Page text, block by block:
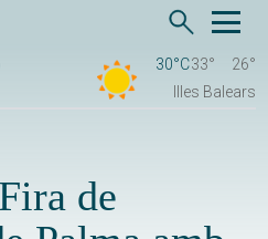
30°C33°
26°
Illes Balears
de